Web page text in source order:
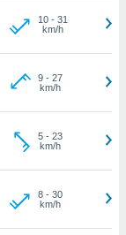
10- 31
km/h
9- 27
km/h
5- 23
km/h
8- 30
km/h